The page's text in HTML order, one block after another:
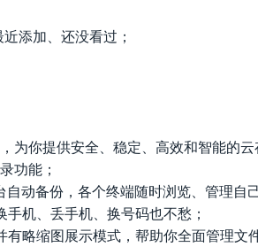
添加、还没看过；
为你提供安全、稳定、高效和智能的云
功能；
动备份，各个终端随时浏览、管理自
机、丢手机、换号码也不愁；
略缩图展示模式，帮助你全面管理文